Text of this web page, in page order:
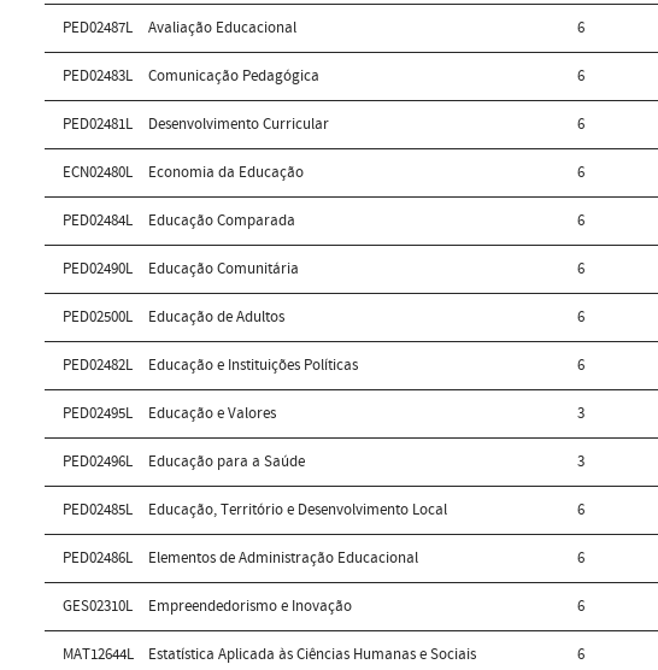
PED02487L Avaliação Educacional 6
PED02483L Comunicação Pedagógica 6
PED02481L Desenvolvimento Curricular 6
ECN02480L Economia da Educação 6
PED02484L Educação Comparada 6
PED02490L Educação Comunitária 6
PED02500L Educação de Adultos 6
PED02482L Educação e Instituições Políticas 6
PED02495L Educação e Valores 3
PED02496L Educação para a Saúde 3
PED02485L Educação, Território e Desenvolvimento Local 6
PED02486L Elementos de Administração Educacional 6
GES02310L Empreendedorismo e Inovação 6
MAT12644L Estatística Aplicada às Ciências Humanas e Sociais 6